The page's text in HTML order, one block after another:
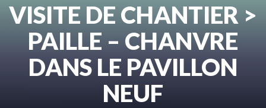
VISITE DE CHANTIER >
PAILLE – CHANVRE
DANS LE PAVILLON
NEUF